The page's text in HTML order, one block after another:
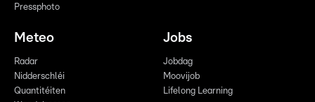
Pressphoto
Meteo
Radar
Nidderschléi
Quantitéiten
Jobs
Jobdag
Moovijob
Lifelong Learning